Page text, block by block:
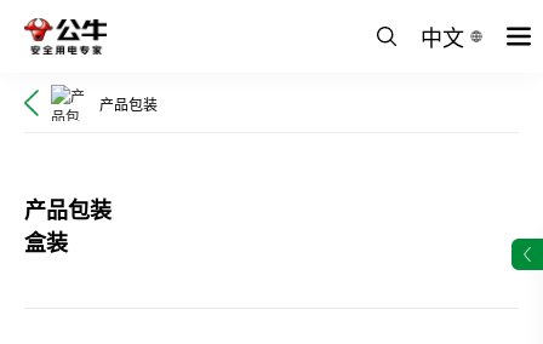
中文
产品包装
产品包装
盒装